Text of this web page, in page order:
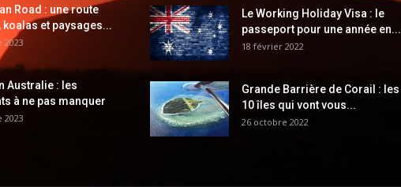
Road : une route
koalas et paysages...
2023
Australie : les
à ne pas manquer
2023
Le Working Holiday Visa : le
passeport pour une année en...
18 février 2022
Grande Barrière de Corail : les
10 îles qui vont vous...
26 octobre 2022